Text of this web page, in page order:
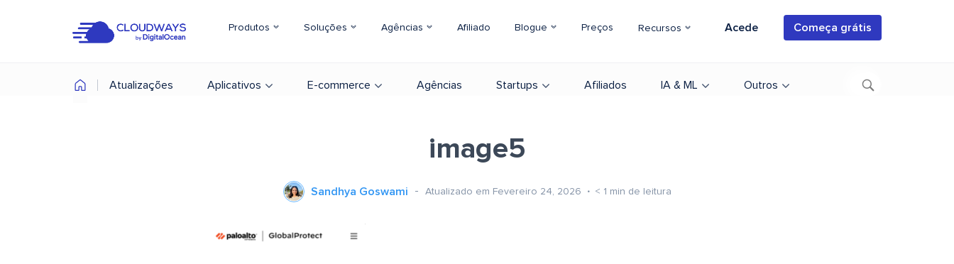
Produtos Soluções Agências Afiliado Blogue Preços Recursos Acede Começa grátis
Atualizações Aplicativos E-commerce Agências Startups Afiliados IA & ML Outros
image5
Sandhya Goswami Atualizado em Fevereiro 24, 2026 < 1 min de leitura